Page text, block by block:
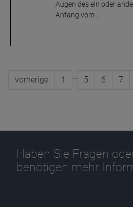
Augen des ein oder
Anfang vom ...
vorherige 1 5 6 7
Haben Sie Fragen
benötigen mehr